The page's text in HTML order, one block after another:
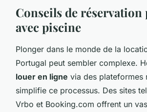
Conseils de
avec piscine
Plonger dans le monde de la
Portugal peut sembler complexe.
louer en ligne via des plateformes
simplifie ce processus. Des sites
Vrbo et Booking.com offrent un